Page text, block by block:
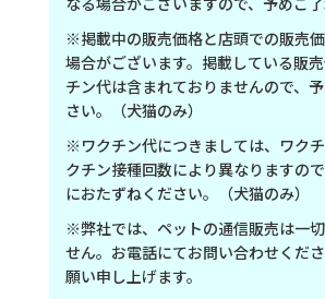
※掲載中の販売価格と店頭での販売
場合がございます。掲載している販
チン代は含まれておりませんので、
さい。（犬猫のみ）
※ワクチン代につきましては、ワク
クチン接種回数により異なりますの
におたずねください。（犬猫のみ）
※弊社では、ペットの通信販売は一
せん。お電話にてお問い合わせくだ
願い申し上げます。